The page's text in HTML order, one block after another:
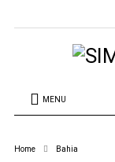
MENU
Home Bahia